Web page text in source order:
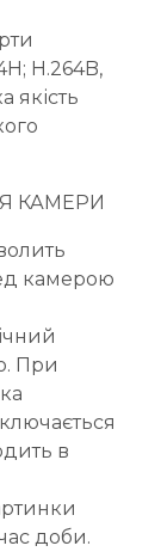
H.264B,
якість
КАМЕРИ
камерою
При
в
доби.